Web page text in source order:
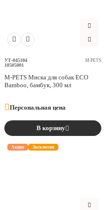
УТ-045104
10505001
M-PETS
M-PETS Миска для собак ECO
Bamboo, бамбук, 300 мл
Персональная цена
В корзину
Акция Эксклюзив